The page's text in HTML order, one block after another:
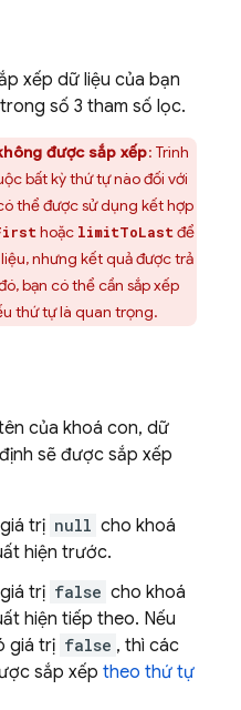
xếp dữ liệu của bạn
số 3 tham số lọc.
được sắp xếp: Trình
bất kỳ thứ tự nào đối với
thể được sử dụng kết hợp
hoặc limitToLast để
nhưng kết quả được trả
bạn có thể cần sắp xếp
thứ tự là quan trọng.
của khoá con, dữ
sẽ được sắp xếp
trị null cho khoá
hiện trước.
trị false cho khoá
hiện tiếp theo. Nếu
giá trị false , thì các
sắp xếp theo thứ tự